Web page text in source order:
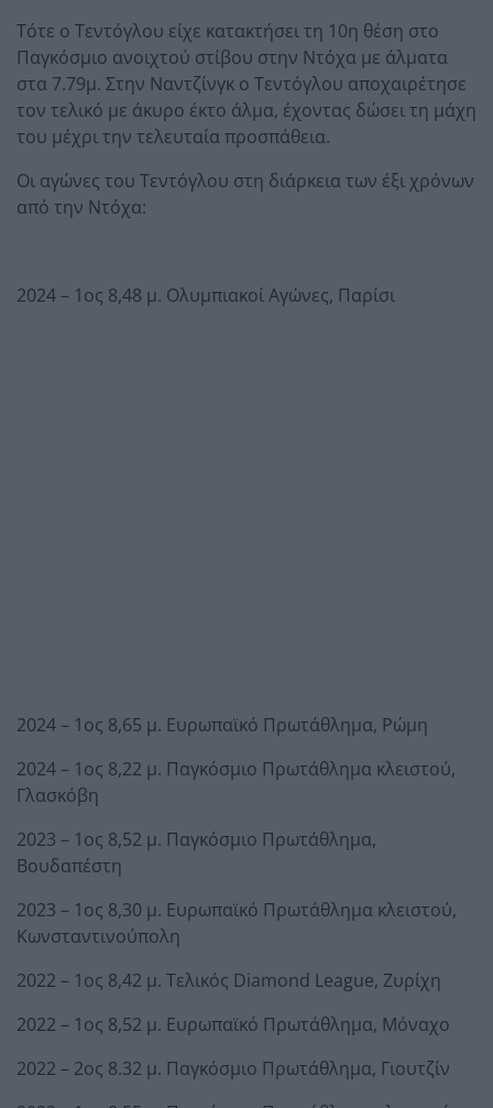
Τότε ο Τεντόγλου είχε κατακτήσει τη 10η θέση στο
Παγκόσμιο ανοιχτού στίβου στην Ντόχα με άλματα
στα 7.79μ. Στην Ναντζίνγκ ο Τεντόγλου αποχαιρέτησε
τον τελικό με άκυρο έκτο άλμα, έχοντας δώσει τη μάχη
του μέχρι την τελευταία προσπάθεια.
Οι αγώνες του Τεντόγλου στη διάρκεια των έξι χρόνων
από την Ντόχα:
2024 – 1ος 8,48 μ. Ολυμπιακοί Αγώνες, Παρίσι
2024 – 1ος 8,65 μ. Ευρωπαϊκό Πρωτάθλημα, Ρώμη
2024 – 1ος 8,22 μ. Παγκόσμιο Πρωτάθλημα κλειστού,
Γλασκόβη
2023 – 1ος 8,52 μ. Παγκόσμιο Πρωτάθλημα,
Βουδαπέστη
2023 – 1ος 8,30 μ. Ευρωπαϊκό Πρωτάθλημα κλειστού,
Κωνσταντινούπολη
2022 – 1ος 8,42 μ. Τελικός Diamond League, Ζυρίχη
2022 – 1ος 8,52 μ. Ευρωπαϊκό Πρωτάθλημα, Μόναχο
2022 – 2ος 8.32 μ. Παγκόσμιο Πρωτάθλημα, Γιουτζίν